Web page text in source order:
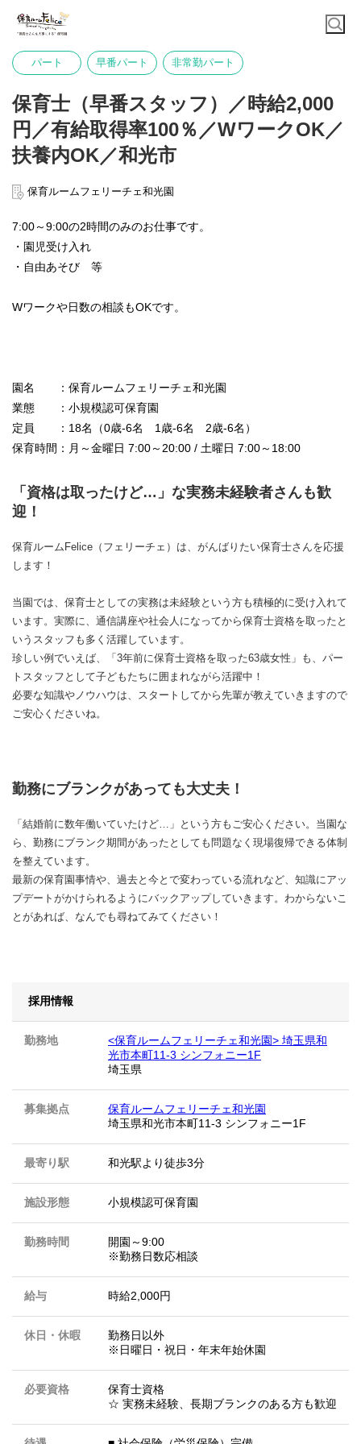
パート 早番パート 非常勤パート
保育士（早番スタッフ）／時給2,000
円／有給取得率100％／WワークOK／
扶養内OK／和光市
保育ルームフェリーチェ和光園
7:00～9:00の2時間のみのお仕事です。
・園児受け入れ
・自由あそび 等
Wワークや日数の相談もOKです。
園名 ：保育ルームフェリーチェ和光園
業態 ：小規模認可保育園
定員 ：18名（0歳-6名 1歳-6名 2歳-6名）
保育時間：月～金曜日 7:00～20:00 / 土曜日 7:00～18:00
「資格は取ったけど…」な実務未経験者さんも歓
迎！
保育ルームFelice（フェリーチェ）は、がんばりたい保育士さんを応援
します！
当園では、保育士としての実務は未経験という方も積極的に受け入れて
います。実際に、通信講座や社会人になってから保育士資格を取ったと
いうスタッフも多く活躍しています。
珍しい例でいえば、「3年前に保育士資格を取った63歳女性」も、パー
トスタッフとして子どもたちに囲まれながら活躍中！
必要な知識やノウハウは、スタートしてから先輩が教えていきますので
ご安心くださいね。
勤務にブランクがあっても大丈夫！
「結婚前に数年働いていたけど…」という方もご安心ください。当園な
ら、勤務にブランク期間があったとしても問題なく現場復帰できる体制
を整えています。
最新の保育園事情や、過去と今とで変わっている流れなど、知識にアッ
プデートがかけられるようにバックアップしていきます。わからないこ
とがあれば、なんでも尋ねてみてください！
採用情報
勤務地
<保育ルームフェリーチェ和光園> 埼玉県和
光市本町11-3 シンフォニー1F
埼玉県
募集拠点
保育ルームフェリーチェ和光園
埼玉県和光市本町11-3 シンフォニー1F
最寄り駅 和光駅より徒歩3分
施設形態 小規模認可保育園
勤務時間
開園～9:00
※勤務日数応相談
給与 時給2,000円
休日・休暇
勤務日以外
※日曜日・祝日・年末年始休園
必要資格
保育士資格
☆ 実務未経験、長期ブランクのある方も歓迎